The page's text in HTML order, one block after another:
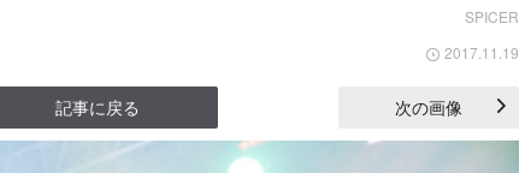
SPICER
2017.11.19
記事に戻る 次の画像